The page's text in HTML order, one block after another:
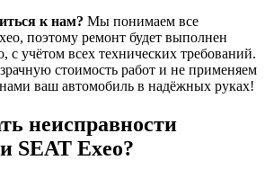
к нам? Мы понимаем все
поэтому ремонт будет выполнен
с учётом всех технических требований.
стоимость работ и не применяем
ваш автомобиль в надёжных руках!
неисправности
SEAT Exeo?